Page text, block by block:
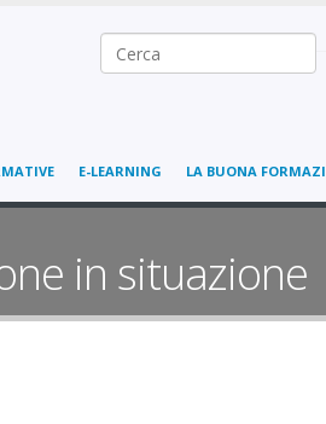
Ricerca nel sito
E-LEARNING LA BUONA
in situazione